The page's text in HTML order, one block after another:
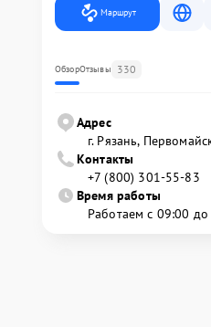
Маршрут
ОбзорОтзывы 330
Адрес
г. Рязань,
Контакты
+7 (800) 301-55-83
Время работы
Работаем с 09:00